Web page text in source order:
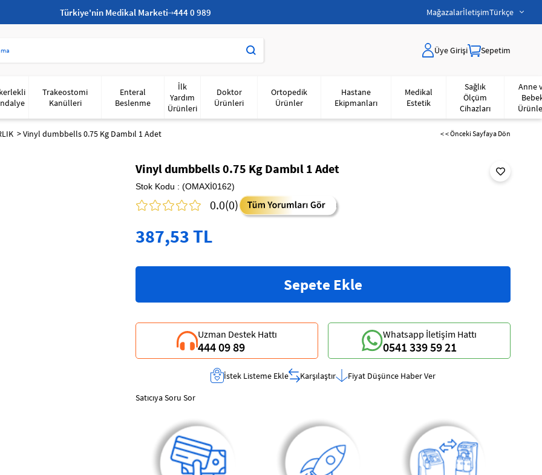
Türkiye'nin Medikal Marketi 444 0 989 MağazalarİletişimTürkçe
Üye Girişi Sepetim
Trakeostomi
Kanülleri
Enteral
Beslenme
İlk
Yardım
Ürünleri
Doktor
Ürünleri
Ortopedik
Ürünler
Hastane
Ekipmanları
Medikal
Estetik
Sağlık
Ölçüm
Cihazları
Anne
Vinyl dumbbells 0.75 Kg Dambıl 1 Adet < < Önceki Sayfaya Dön
Vinyl dumbbells 0.75 Kg Dambıl 1 Adet
Stok Kodu (OMAXİ0162)
0.0(0)
387,53 TL
Whatsapp İletişim Hattı
0541 339 59 21
Uzman Destek Hattı
444 09 89
İstek Listeme Ekle Karşılaştır Fiyat Düşünce Haber Ver
Satıcıya Soru Sor